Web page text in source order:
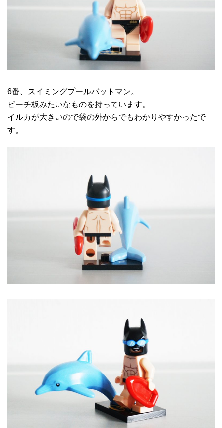
6番、スイミングプールバットマン。
ビーチ板みたいなものを持っています。
イルカが大きいので袋の外からでもわかりやすかったで
す。